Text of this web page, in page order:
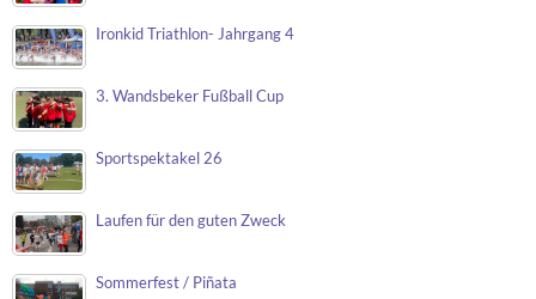
Ironkid Triathlon- Jahrgang 4
3. Wandsbeker Fußball Cup
Sportspektakel 26
Laufen für den guten Zweck
Sommerfest / Piñata